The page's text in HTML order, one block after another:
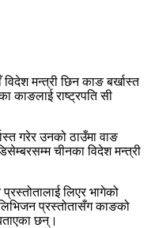
मन्त्री छिन काङ बर्खास्त
काङलाई राष्ट्रपति सी
गरेर उनको ठाउँमा वाङ
चीनका विदेश मन्त्री
लिएर भागेको
प्रस्तोतासँग काङको
छन्।